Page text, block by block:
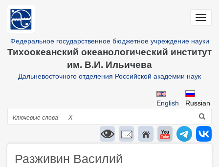
основному
Федеральное государственное бюджетное учреждение науки
Тихоокеанский океанологический институт
им. В.И. Ильичева
Дальневосточного отделения Российской академии наук
Russian
English
Поиск
X
Разживин Василий